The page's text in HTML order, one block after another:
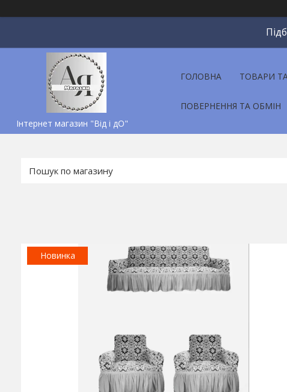
Інтернет магазин "Від і дО"
ГОЛОВНА ТОВАРИ
ПОВЕРНЕННЯ ТА ОБМІН
Новинка